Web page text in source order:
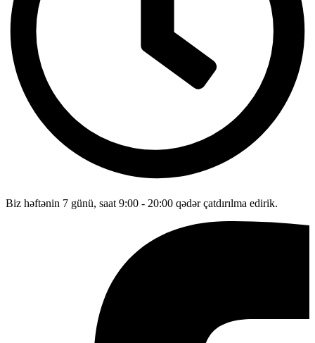
Biz həftənin 7 günü, saat 9:00 - 20:00 qədər çatdırılma edirik.